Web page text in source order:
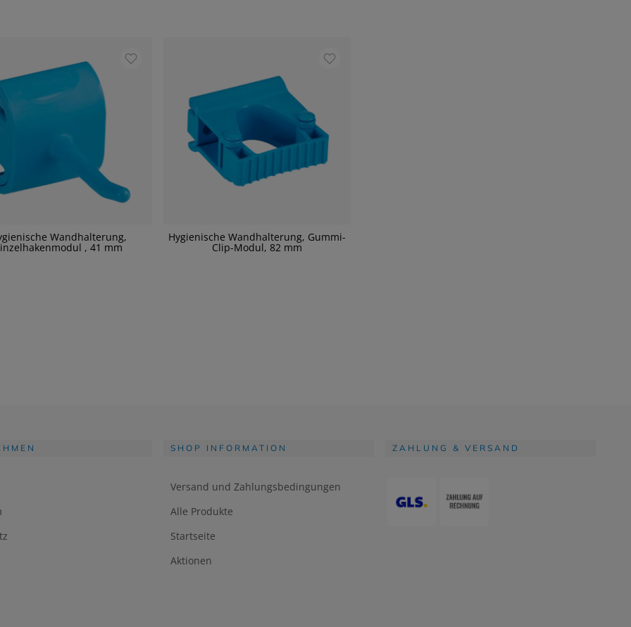
Wandhalterung,
, 41 mm
Hygienische Wandhalterung, Gummi-
Clip-Modul, 82 mm
SHOP INFORMATION
Versand und Zahlungsbedingungen
Alle Produkte
Startseite
Aktionen
ZAHLUNG & VERSAND